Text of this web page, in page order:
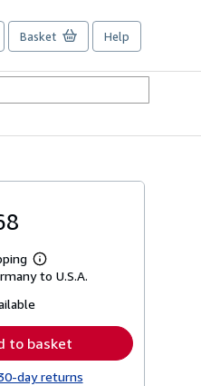
Basket Help
Learn
more
to U.S.A.
to basket
day returns